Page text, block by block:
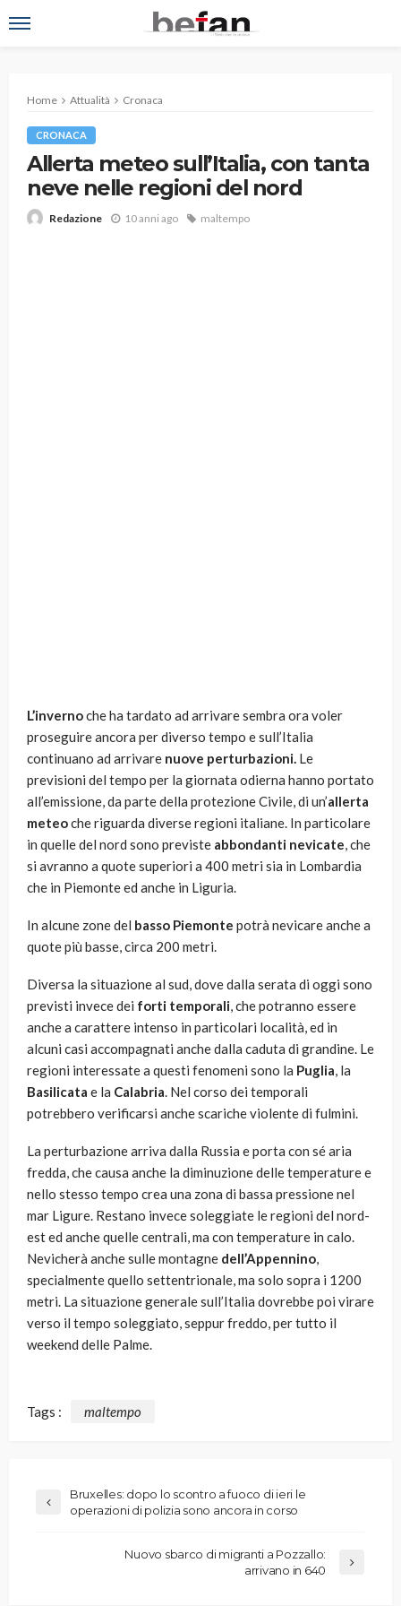
Home Attualità Cronaca
CRONACA
Allerta meteo sull’Italia, con tanta
neve nelle regioni del nord
Redazione 10 anni ago maltempo
L’invernoche ha tardato ad arrivare sembra ora voler
proseguire ancora per diverso tempo e sull’Italia
continuano ad arrivare nuove perturbazioni. Le
previsioni del tempo per la giornata odierna hanno portato
all’emissione, da parte della protezione Civile, di un’allerta
meteoche riguarda diverse regioni italiane. In particolare
in quelle del nord sono previste abbondanti nevicate, che
si avranno a quote superiori a 400 metri sia in Lombardia
che in Piemonte ed anche in Liguria.
In alcune zone del basso Piemonte potrà nevicare anche a
quote più basse, circa 200 metri.
Diversa la situazione al sud, dove dalla serata di oggi sono
previsti invece dei forti temporali, che potranno essere
anche a carattere intenso in particolari località, ed in
alcuni casi accompagnati anche dalla caduta di grandine. Le
regioni interessate a questi fenomeni sono la Puglia, la
Basilicata e la Calabria. Nel corso dei temporali
potrebbero verificarsi anche scariche violente di fulmini.
La perturbazione arriva dalla Russia e porta con sé aria
fredda, che causa anche la diminuzione delle temperature e
nello stesso tempo crea una zona di bassa pressione nel
mar Ligure. Restano invece soleggiate le regioni del nord-
est ed anche quelle centrali, ma con temperature in calo.
Nevicherà anche sulle montagne dell’Appennino,
specialmente quello settentrionale, ma solo sopra i 1200
metri. La situazione generale sull’Italia dovrebbe poi virare
verso il tempo soleggiato, seppur freddo, per tutto il
weekend delle Palme.
Tags : maltempo
Bruxelles: dopo lo scontro a fuoco di ieri le
operazioni di polizia sono ancora in corso
Nuovo sbarco di migranti a Pozzallo:
arrivano in 640